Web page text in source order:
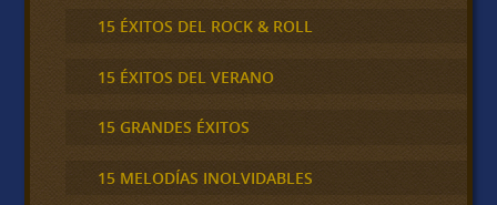
15 ÉXITOS DEL ROCK & ROLL
15 ÉXITOS DEL VERANO
15 GRANDES ÉXITOS
15 MELODÍAS INOLVIDABLES